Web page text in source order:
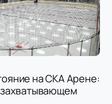
на СКА Арене: